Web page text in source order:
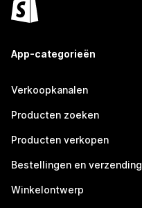
App-categorieën
Verkoopkanalen
Producten zoeken
Producten verkopen
Bestellingen en verzending
Winkelontwerp